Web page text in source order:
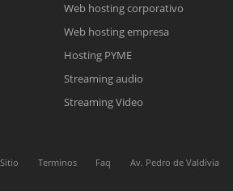
un correo electrónico con el enlace a
para la reunión online.
Cotización
están fuera de línea. Complete el formulario
Web hosting corporativo
Web hosting empresa
Hosting PYME
Streaming audio
Streaming Video
Terminos Faq
Av. Pedro de Valdivia